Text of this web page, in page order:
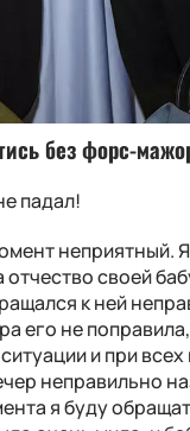
без форс-
падал!
неприятный.
своей
к ней
его не
и при
неправильно
я буду